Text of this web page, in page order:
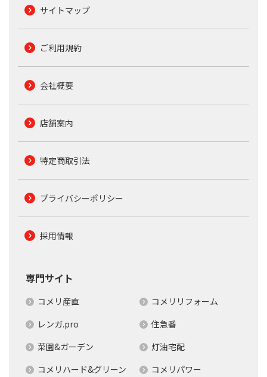
サイトマップ
ご利用規約
会社概要
店舗案内
特定商取引法
プライバシーポリシー
採用情報
専門サイト
コメリ産直
コメリリフォーム
レンガ.pro
住急番
菜園&ガーデン
灯油宅配
コメリハード&グリーン
コメリパワー